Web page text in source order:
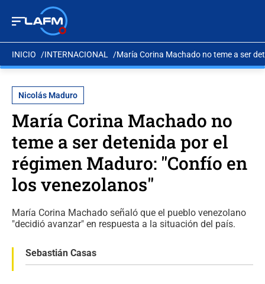
INICIO INTERNACIONAL María Corina Machado no teme a ser
Nicolás Maduro
María Corina Machado no
teme a ser detenida por el
régimen Maduro: "Confío en
los venezolanos"
María Corina Machado señaló que el pueblo venezolano
"decidió avanzar" en respuesta a la situación del país.
Sebastián Casas